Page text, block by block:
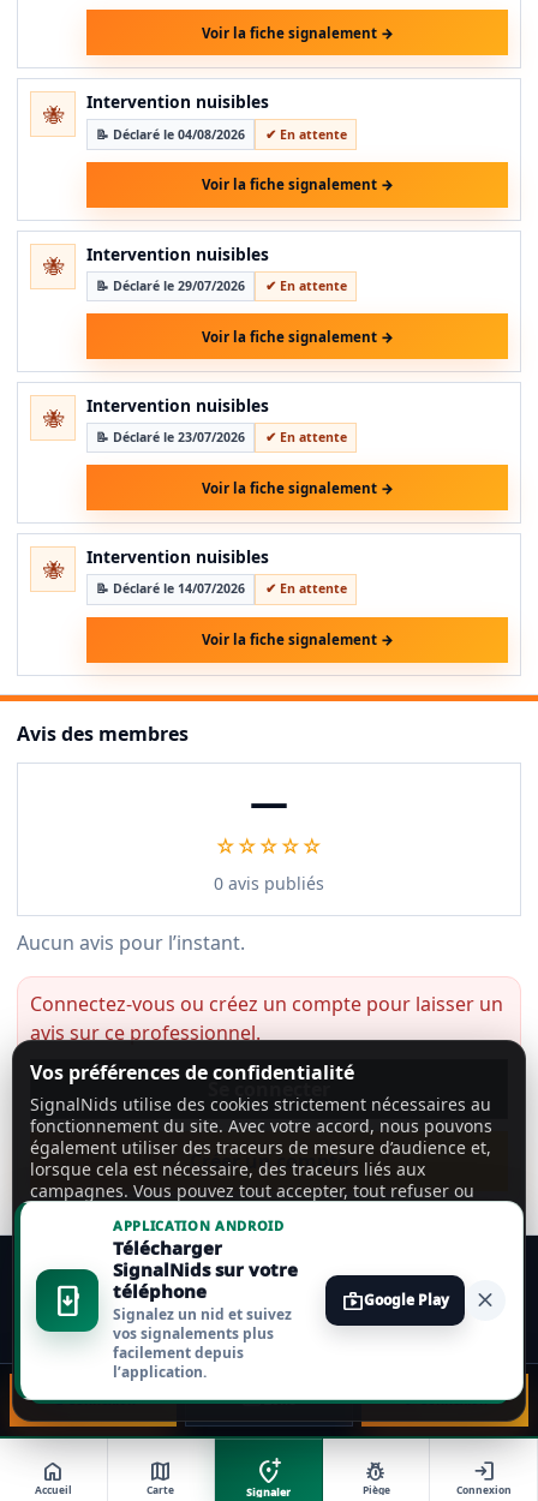
Voir la fiche signalement →
🐝 Intervention nuisibles
📝 Déclaré le 04/08/2026 ✔ En attente
Voir la fiche signalement →
🐝 Intervention nuisibles
📝 Déclaré le 29/07/2026 ✔ En attente
Voir la fiche signalement →
🐝 Intervention nuisibles
📝 Déclaré le 23/07/2026 ✔ En attente
Voir la fiche signalement →
🐝 Intervention nuisibles
📝 Déclaré le 14/07/2026 ✔ En attente
Voir la fiche signalement →
Avis des membres
—
☆☆☆☆☆
0 avis publiés
Aucun avis pour l’instant.
Connectez-vous ou créez un compte pour laisser un
avis sur ce professionnel.
Se connecter
Créer un compte
📞 Connexion 🗺️ Zone 💬 Connexion
home
Accueil
map
Carte
add_location_alt
Signaler
pest_control
Piège
login
Connexion
install_mobile
APPLICATION ANDROID
Télécharger
SignalNids sur votre
téléphone
Signalez un nid et suivez
vos signalements plus
facilement depuis
l’application.
shopGoogle Play close
Vos préférences de confidentialité
SignalNids utilise des cookies strictement nécessaires au
fonctionnement du site. Avec votre accord, nous pouvons
également utiliser des traceurs de mesure d’audience et,
lorsque cela est nécessaire, des traceurs liés aux
campagnes. Vous pouvez tout accepter, tout refuser ou
Tout accepter
Tout refuser